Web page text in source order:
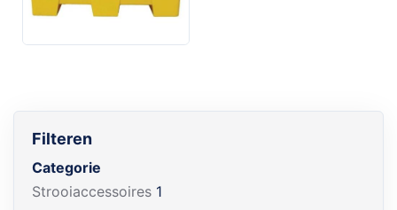
Filteren
Categorie
Strooiaccessoires 1